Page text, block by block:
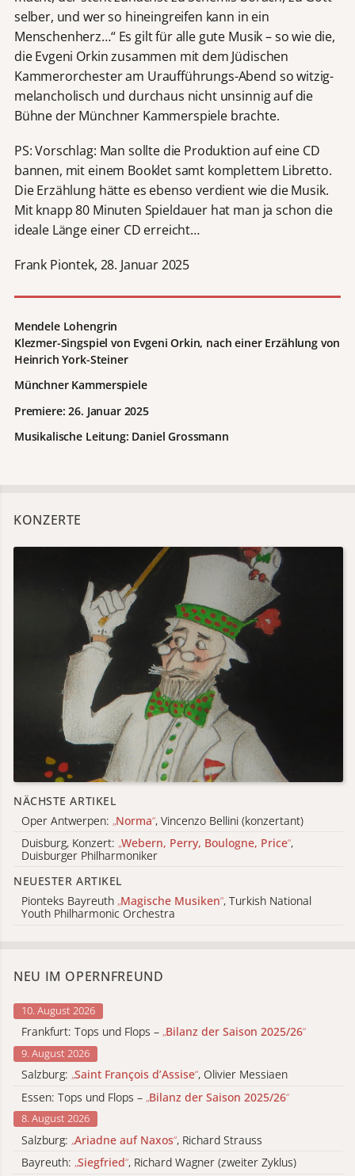
selber, und wer so hineingreifen kann in ein
Menschenherz…“ Es gilt für alle gute Musik – so wie die,
die Evgeni Orkin zusammen mit dem Jüdischen
Kammerorchester am Uraufführungs-Abend so witzig-
melancholisch und durchaus nicht unsinnig auf die
Bühne der Münchner Kammerspiele brachte.
PS: Vorschlag: Man sollte die Produktion auf eine CD
bannen, mit einem Booklet samt komplettem Libretto.
Die Erzählung hätte es ebenso verdient wie die Musik.
Mit knapp 80 Minuten Spieldauer hat man ja schon die
ideale Länge einer CD erreicht…
Frank Piontek, 28. Januar 2025
Mendele Lohengrin
Klezmer-Singspiel von Evgeni Orkin, nach einer Erzählung von
Heinrich York-Steiner
Münchner Kammerspiele
Premiere: 26. Januar 2025
Musikalische Leitung: Daniel Grossmann
KONZERTE
NÄCHSTE ARTIKEL
Oper Antwerpen: „Norma“, Vincenzo Bellini (konzertant)
Duisburg, Konzert: „Webern, Perry, Boulogne, Price“,
Duisburger Philharmoniker
NEUESTER ARTIKEL
Pionteks Bayreuth „Magische Musiken“, Turkish National
Youth Philharmonic Orchestra
NEU IM OPERNFREUND
10. August 2026
Frankfurt: Tops und Flops – „Bilanz der Saison 2025/26“
9. August 2026
Salzburg: „Saint François d’Assise“, Olivier Messiaen
Essen: Tops und Flops – „Bilanz der Saison 2025/26“
8. August 2026
Salzburg: „Ariadne auf Naxos“, Richard Strauss
Bayreuth: „Siegfried“, Richard Wagner (zweiter Zyklus)